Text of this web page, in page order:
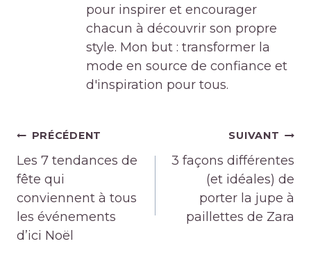
pour inspirer et encourager
chacun à découvrir son propre
style. Mon but : transformer la
mode en source de confiance et
d'inspiration pour tous.
Navigation
de
l’article
PRÉCÉDENT
Les 7 tendances de
fête qui
conviennent à tous
les événements
d’ici Noël
SUIVANT
3 façons différentes
(et idéales) de
porter la jupe à
paillettes de Zara